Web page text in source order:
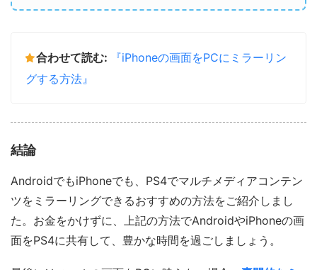
合わせて読む:
『iPhoneの画面をPCにミラーリン
グする方法』
結論
AndroidでもiPhoneでも、PS4でマルチメディアコンテン
ツをミラーリングできるおすすめの方法をご紹介しまし
た。お金をかけずに、上記の方法でAndroidやiPhoneの画
面をPS4に共有して、豊かな時間を過ごしましょう。